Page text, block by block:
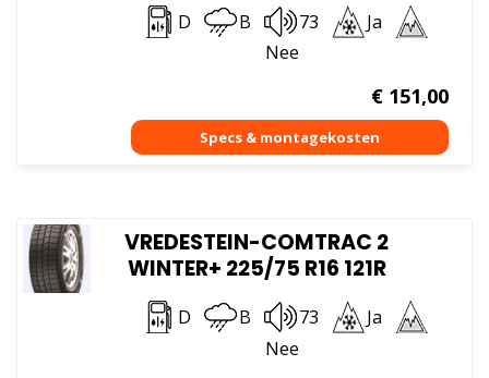
D B 73
Ja
Nee
€151,00
VREDESTEIN-COMTRAC 2
WINTER+ 225/75 R16 121R
D B 73
Ja
Nee